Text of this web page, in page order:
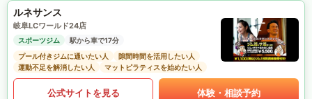
ルネサンス
岐阜LCワールド24店
スポーツジム
駅から車で17分
プール付きジムに通いたい人
隙間時間を活用したい人
運動不足を解消したい人
マットピラティスを始めたい人
公式サイトを見る 体験・相談予約